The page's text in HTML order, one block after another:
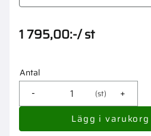
1 795,00:-/st
Antal
st +
-